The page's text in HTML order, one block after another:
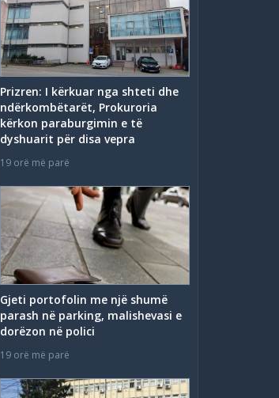
Prizren: I kërkuar nga shteti dhe
ndërkombëtarët, Prokuroria
kërkon paraburgimin e të
dyshuarit për disa vepra
19 orë më parë
Gjeti portofolin me një shumë
parash në parking, malishevasi e
dorëzon në polici
19 orë më parë